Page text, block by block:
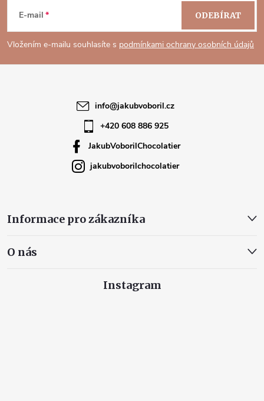
p
E-mail
Vložením e-mailu souhlasíte s podmínkami ochrany osobních údajů
ODEBÍRAT
info@jakubvoboril.cz
+420 608 886 925
JakubVoborilChocolatier
jakubvoborilchocolatier
Informace pro zákazníka
O nás
Instagram